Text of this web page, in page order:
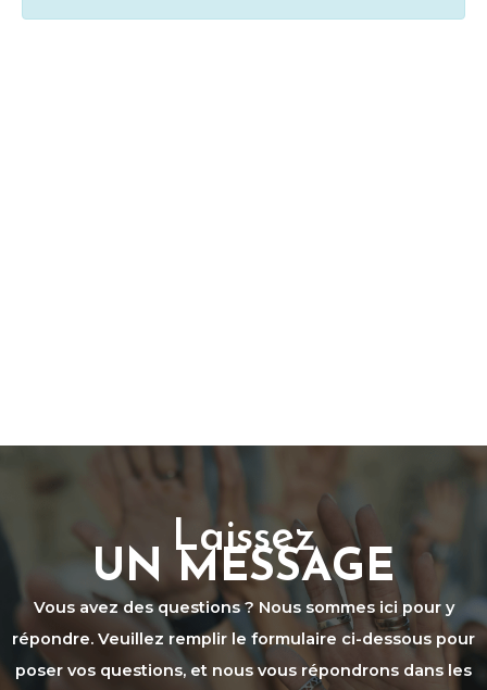
Laissez
UN MESSAGE
Vous avez des questions ? Nous sommes ici pour y
répondre. Veuillez remplir le formulaire ci-dessous pour
poser vos questions, et nous vous répondrons dans les